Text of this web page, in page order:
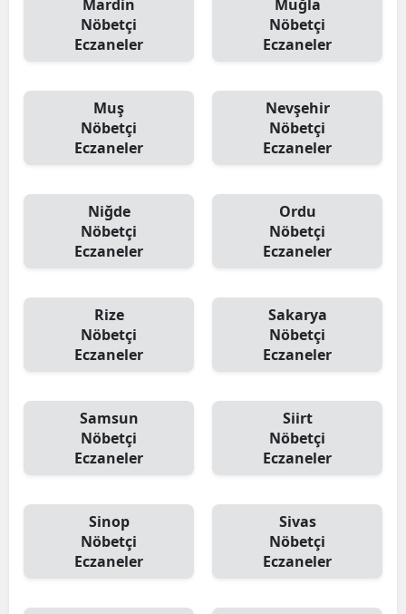
Mardin
Nöbetçi
Eczaneler
Muğla
Nöbetçi
Eczaneler
Muş
Nöbetçi
Eczaneler
Nevşehir
Nöbetçi
Eczaneler
Niğde
Nöbetçi
Eczaneler
Ordu
Nöbetçi
Eczaneler
Rize
Nöbetçi
Eczaneler
Sakarya
Nöbetçi
Eczaneler
Samsun
Nöbetçi
Eczaneler
Siirt
Nöbetçi
Eczaneler
Sinop
Nöbetçi
Eczaneler
Sivas
Nöbetçi
Eczaneler